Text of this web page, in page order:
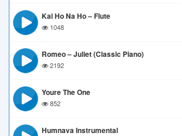
Kal Ho Na Ho – Flute
1048
Romeo – Juliet (Classic Piano)
2192
Youre The One
852
Humnava Instrumental